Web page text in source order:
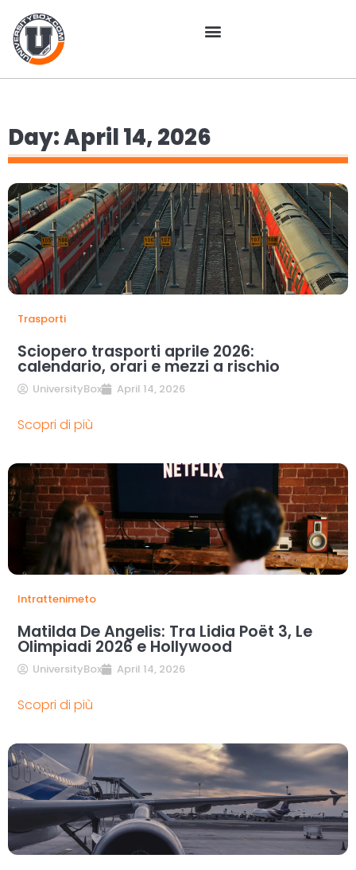
Day: April 14, 2026
Trasporti
Sciopero trasporti aprile 2026:
calendario, orari e mezzi a rischio
UniversityBox April 14, 2026
Scopri di più
Intrattenimeto
Matilda De Angelis: Tra Lidia Poët 3, Le
Olimpiadi 2026 e Hollywood
UniversityBox April 14, 2026
Scopri di più